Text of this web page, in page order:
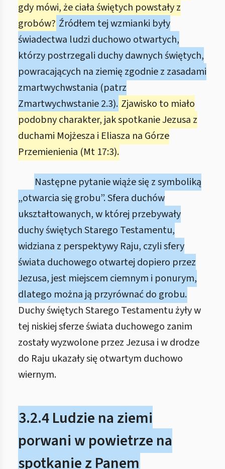
gdy mówi, że ciała świętych powstały z
grobów? Źródłem tej wzmianki były
świadectwa ludzi duchowo otwartych,
którzy postrzegali duchy dawnych świętych,
powracających na ziemię zgodnie z zasadami
zmartwychwstania (patrz
Zmartwychwstanie 2.3). Zjawisko to miało
podobny charakter, jak spotkanie Jezusa z
duchami Mojżesza i Eliasza na Górze
Przemienienia (Mt 17:3).
Następne pytanie wiąże się z symboliką
„otwarcia się grobu”. Sfera duchów
ukształtowanych, w której przebywały
duchy świętych Starego Testamentu,
widziana z perspektywy Raju, czyli sfery
świata duchowego otwartej dopiero przez
Jezusa, jest miejscem ciemnym i ponurym,
dlatego można ją przyrównać do grobu.
Duchy świętych Starego Testamentu żyły w
tej niskiej sferze świata duchowego zanim
zostały wyzwolone przez Jezusa i w drodze
do Raju ukazały się otwartym duchowo
wiernym.
3.2.4 Ludzie na ziemi
porwani w powietrze na
spotkanie z Panem